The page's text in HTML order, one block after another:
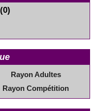
(0)
Rayon Adultes
Rayon Compétition